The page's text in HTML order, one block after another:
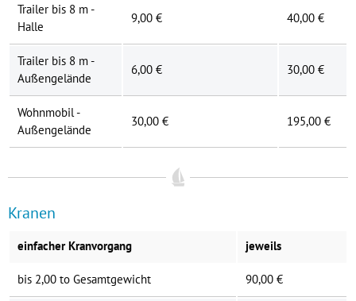
Trailer bis 8 m -
Halle
9,00 € 40,00 €
Trailer bis 8 m -
Außengelände
6,00 € 30,00 €
Wohnmobil -
Außengelände
30,00 € 195,00 €
Kranen
einfacher Kranvorgang jeweils
bis 2,00 to Gesamtgewicht 90,00 €